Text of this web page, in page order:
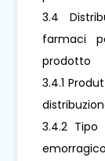
3.4
farmaci
prodotto
3.4.1
3.4.2